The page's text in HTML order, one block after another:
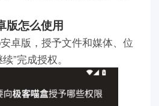
版怎么使用
卓版，授予文件和媒体、位
”完成授权。